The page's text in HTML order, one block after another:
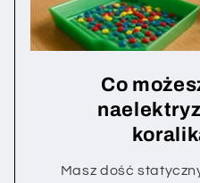
Co
Masz dość